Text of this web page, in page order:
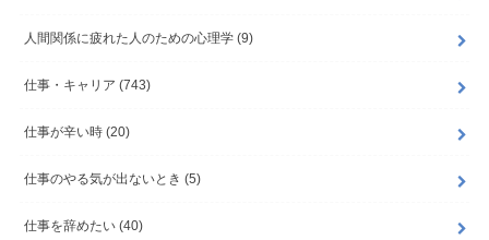
人間関係に疲れた人のための心理学 (9)
仕事・キャリア (743)
仕事が辛い時 (20)
仕事のやる気が出ないとき (5)
仕事を辞めたい (40)